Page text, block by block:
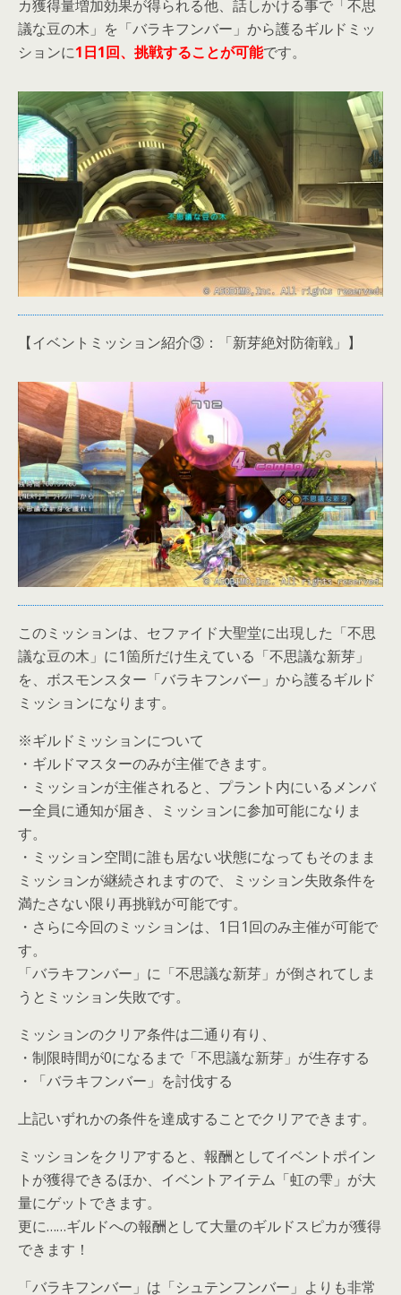
カ獲得量増加効果が得られる他、話しかける事で「不思
議な豆の木」を「バラキフンバー」から護るギルドミッ
ションに1日1回、挑戦することが可能です。
【イベントミッション紹介③：「新芽絶対防衛戦」】
このミッションは、セファイド大聖堂に出現した「不思
議な豆の木」に1箇所だけ生えている「不思議な新芽」
を、ボスモンスター「バラキフンバー」から護るギルド
ミッションになります。
※ギルドミッションについて
・ギルドマスターのみが主催できます。
・ミッションが主催されると、プラント内にいるメンバ
ー全員に通知が届き、ミッションに参加可能になりま
す。
・ミッション空間に誰も居ない状態になってもそのまま
ミッションが継続されますので、ミッション失敗条件を
満たさない限り再挑戦が可能です。
・さらに今回のミッションは、1日1回のみ主催が可能で
す。
「バラキフンバー」に「不思議な新芽」が倒されてしま
うとミッション失敗です。
ミッションのクリア条件は二通り有り、
・制限時間が0になるまで「不思議な新芽」が生存する
・「バラキフンバー」を討伐する
上記いずれかの条件を達成することでクリアできます。
ミッションをクリアすると、報酬としてイベントポイン
トが獲得できるほか、イベントアイテム「虹の雫」が大
量にゲットできます。
更に……ギルドへの報酬として大量のギルドスピカが獲得
できます！
「バラキフンバー」は「シュテンフンバー」よりも非常